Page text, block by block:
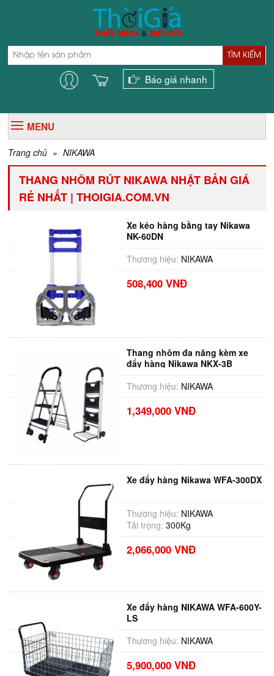
TÌM KIẾM
Báo giá nhanh
MENU
Trang chủ » NIKAWA
THANG NHÔM RÚT NIKAWA NHẬT BẢN GIÁ
RẺ NHẤT | THOIGIA.COM.VN
Xe kéo hàng bằng tay Nikawa
NK-60DN
Thương hiệu: NIKAWA
508,400 VNĐ
Thang nhôm đa năng kèm xe
đẩy hàng Nikawa NKX-3B
Thương hiệu: NIKAWA
1,349,000 VNĐ
Xe đẩy hàng Nikawa WFA-300DX
Thương hiệu: NIKAWA
Tải trọng: 300Kg
2,066,000 VNĐ
Xe đẩy hàng NIKAWA WFA-600Y-
LS
Thương hiệu: NIKAWA
5,900,000 VNĐ